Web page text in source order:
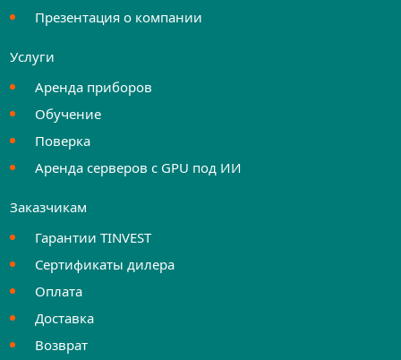
Презентация о компании
Услуги
Аренда приборов
Обучение
Поверка
Аренда серверов с GPU под ИИ
Заказчикам
Гарантии TINVEST
Сертификаты дилера
Оплата
Доставка
Возврат